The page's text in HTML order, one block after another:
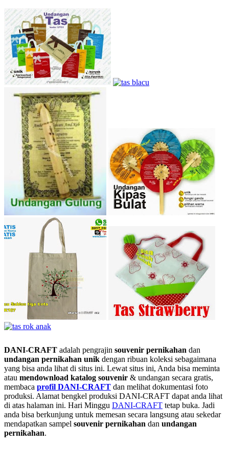
DANI-CRAFT adalah pengrajin souvenir pernikahan dan
undangan pernikahan unik dengan ribuan koleksi sebagaimana
yang bisa anda lihat di situs ini. Lewat situs ini, Anda bisa meminta
atau mendownload katalog souvenir & undangan secara gratis,
membaca profil DANI-CRAFT dan melihat dokumentasi foto
produksi. Alamat bengkel produksi DANI-CRAFT dapat anda lihat
di atas halaman ini. Hari Minggu DANI-CRAFT tetap buka. Jadi
anda bisa berkunjung untuk memesan secara langsung atau sekedar
mendapatkan sampel souvenir pernikahan dan undangan
pernikahan.